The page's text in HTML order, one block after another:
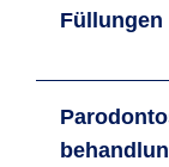
Füllungen